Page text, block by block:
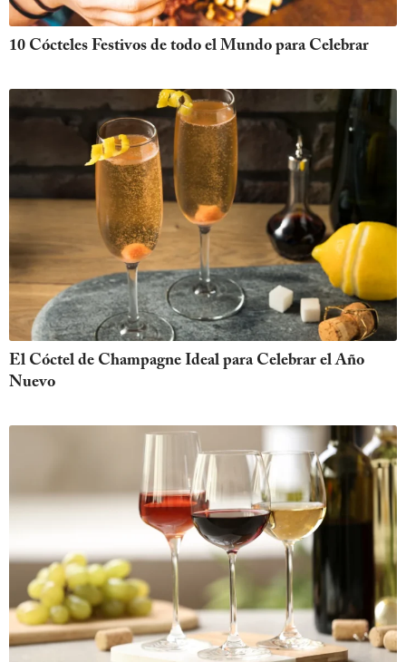
10 Cócteles Festivos de todo el Mundo para Celebrar
El Cóctel de Champagne Ideal para Celebrar el Año
Nuevo